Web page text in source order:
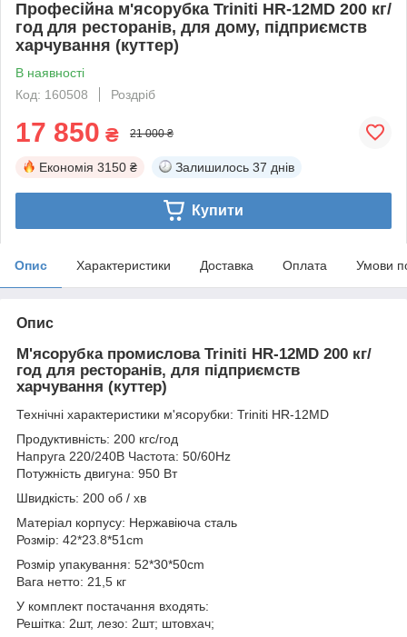
Професійна м'ясорубка Triniti HR-12MD 200 кг/
год для ресторанів, для дому, підприємств
харчування (куттер)
В наявності
Код: 160508
Роздріб
17 850 ₴ 21 000 ₴
Економія 3150 ₴ Залишилось 37 днів
Купити
Опис Характеристики Доставка Оплата Умови
Опис
М'ясорубка промислова Triniti HR-12MD 200 кг/
год для ресторанів, для підприємств
харчування (куттер)
Технічні характеристики м'ясорубки: Triniti HR-12MD
Продуктивність: 200 кгс/год
Напруга 220/240В Частота: 50/60Hz
Потужність двигуна: 950 Вт
Швидкість: 200 об / хв
Матеріал корпусу: Нержавіюча сталь
Розмір: 42*23.8*51cm
Розмір упакування: 52*30*50cm
Вага нетто: 21,5 кг
У комплект постачання входять:
Решітка: 2шт, лезо: 2шт; штовхач;